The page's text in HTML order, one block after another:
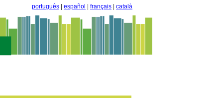
português español français català